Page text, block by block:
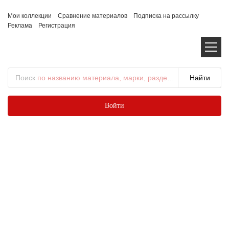
Мои коллекции Сравнение материалов
Подписка на рассылку
Реклама
Регистрация
Поиск по названию материала, марки, раздела...
Войти